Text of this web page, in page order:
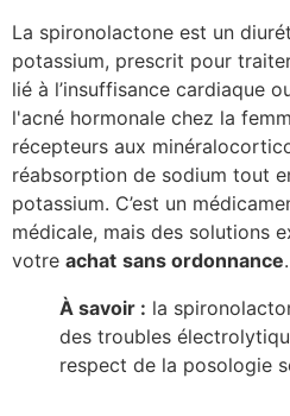
La spironolactone est un
potassium, prescrit pour
lié à l’insuffisance cardiaque
l'acné hormonale chez la
récepteurs aux
réabsorption de sodium tout
potassium. C’est un
médicale, mais des solutions
votre achat sans ordonnance.
À savoir : la
des troubles
respect de la posologie